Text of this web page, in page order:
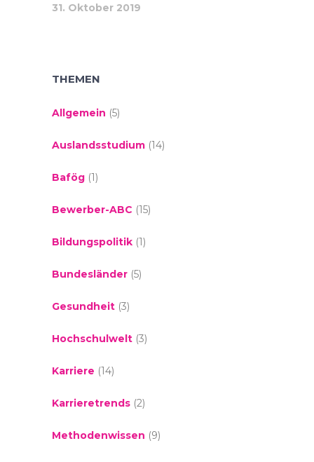
31. Oktober 2019
THEMEN
Allgemein (5)
Auslandsstudium (14)
Bafög (1)
Bewerber-ABC (15)
Bildungspolitik (1)
Bundesländer (5)
Gesundheit (3)
Hochschulwelt (3)
Karriere (14)
Karrieretrends (2)
Methodenwissen (9)